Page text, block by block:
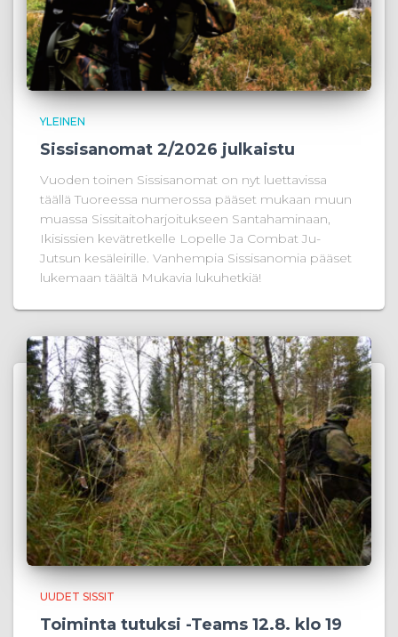
YLEINEN
Sissisanomat 2/2026 julkaistu
Vuoden toinen Sissisanomat on nyt luettavissa
täällä Tuoreessa numerossa pääset mukaan muun
muassa Sissitaitoharjoitukseen Santahaminaan,
Ikisissien kevätretkelle Lopelle Ja Combat Ju-
Jutsun kesäleirille. Vanhempia Sissisanomia pääset
lukemaan täältä Mukavia lukuhetkiä!
UUDET SISSIT
Toiminta tutuksi -Teams 12.8. klo 19